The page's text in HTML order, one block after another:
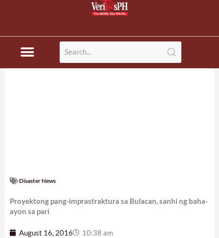
Disaster News
Proyektong pang-imprastraktura sa Bulacan, sanhi ng baha-
ayon sa pari
August 16, 2016 10:38 am